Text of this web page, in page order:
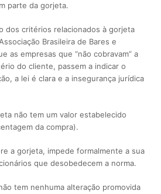
parte da gorjeta.
dos critérios relacionados à gorjeta
Brasileira de Bares e
as empresas que “não cobravam” a
do cliente, passem a indicar o
a lei é clara e a insegurança jurídica
não tem um valor estabelecido
da compra).
a gorjeta, impede formalmente a sua
que desobedecem a norma.
tem nenhuma alteração promovida